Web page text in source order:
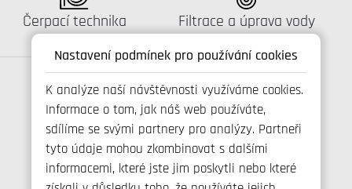
Nastavení podmínek pro používání cookies
K analýze naší návštěvnosti využíváme cookies.
Informace o tom, jak náš web používáte,
sdílíme se svými partnery pro analýzy. Partneři
tyto údaje mohou zkombinovat s dalšími
informacemi, které jste jim poskytli nebo které
Katalog:
Čerpací technika Katalog:
Filtrace a úprava vody
Spojte se s námi